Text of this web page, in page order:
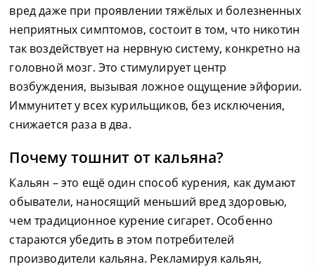
вред даже при проявлении тяжёлых и болезненных
неприятных симптомов, состоит в том, что никотин
так воздействует на нервную систему, конкретно на
головной мозг. Это стимулирует центр
возбуждения, вызывая ложное ощущение эйфории.
Иммунитет у всех курильщиков, без исключения,
снижается раза в два.
Почему тошнит от кальяна?
Кальян – это ещё один способ курения, как думают
обыватели, наносящий меньший вред здоровью,
чем традиционное курение сигарет. Особенно
стараются убедить в этом потребителей
производители кальяна. Рекламируя кальян,